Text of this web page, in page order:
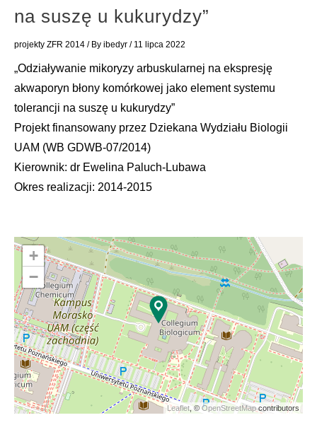
na suszę u kukurydzy”
projekty ZFR 2014 / By ibedyr / 11 lipca 2022
„Odziaływanie mikoryzy arbuskularnej na ekspresję
akwaporyn błony komórkowej jako element systemu
tolerancji na suszę u kukurydzy”
Projekt finansowany przez Dziekana Wydziału Biologii
UAM (WB GDWB-07/2014)
Kierownik: dr Ewelina Paluch-Lubawa
Okres realizacji: 2014-2015
+
−
Leaflet, ©OpenStreetMapcontributors